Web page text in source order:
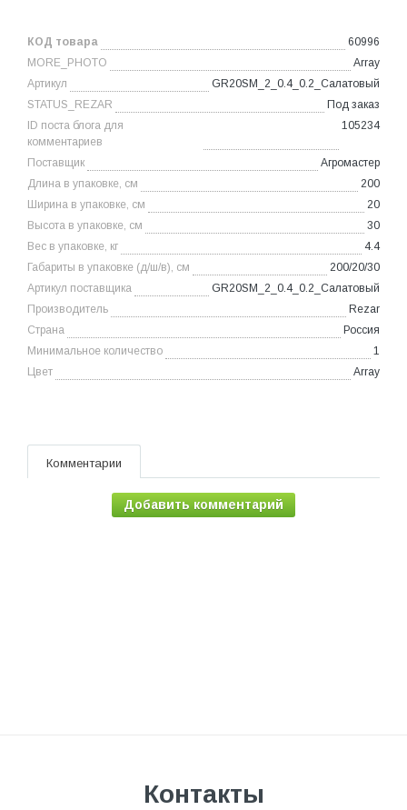
КОД товара
60996
MORE_PHOTO
Array
Артикул
GR20SM_2_0.4_0.2_Салатовый
STATUS_REZAR
Под заказ
ID поста блога для
комментариев
105234
Поставщик
Агромастер
Длина в упаковке, см
200
Ширина в упаковке, см
20
Высота в упаковке, см
30
Вес в упаковке, кг
4.4
Габариты в упаковке (д/ш/в), см
200/20/30
Артикул поставщика
GR20SM_2_0.4_0.2_Салатовый
Производитель
Rezar
Страна
Россия
Минимальное количество
1
Цвет
Array
Комментарии
Добавить комментарий
Контакты